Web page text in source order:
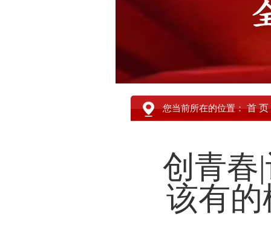
您当前所在的位置：首 页
创青春
该有的